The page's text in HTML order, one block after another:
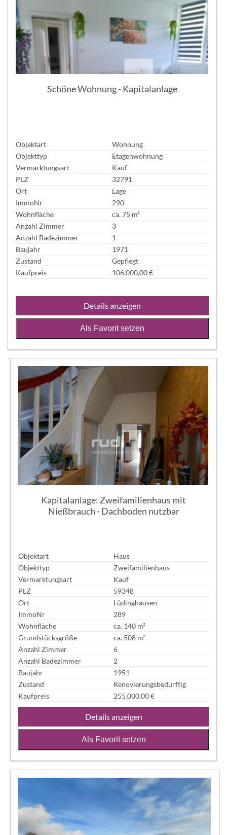
Schöne Wohnung - Kapitalanlage
Objektart
Wohnung
Objekttyp
Etagenwohnung
Vermarktungsart
Kauf
PLZ
32791
Ort
Lage
ImmoNr
290
Wohnfläche
ca. 75 m²
Anzahl Zimmer
3
Anzahl Badezimmer
1
Baujahr
1971
Zustand
Gepflegt
Kaufpreis
106.000,00 €
Details anzeigen
Als Favorit setzen
Kapitalanlage: Zweifamilienhaus mit
Nießbrauch - Dachboden nutzbar
Objektart
Haus
Objekttyp
Zweifamilienhaus
Vermarktungsart
Kauf
PLZ
59348
Ort
Lüdinghausen
ImmoNr
289
Wohnfläche
ca. 140 m²
Grundstücksgröße
ca. 508 m²
Anzahl Zimmer
6
Anzahl Badezimmer
2
Baujahr
1951
Zustand
Renovierungsbedürftig
Kaufpreis
255.000,00 €
Details anzeigen
Als Favorit setzen